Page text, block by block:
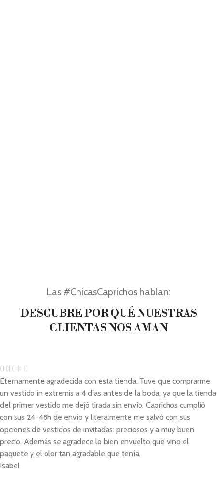
Las #ChicasCaprichos hablan:
DESCUBRE POR QUÉ NUESTRAS
CLIENTAS NOS AMAN
Eternamente agradecida con esta tienda. Tuve que comprarme
un vestido in extremis a 4 días antes de la boda, ya que la tienda
del primer vestido me dejó tirada sin envío. Caprichos cumplió
con sus 24-48h de envío y literalmente me salvó con sus
opciones de vestidos de invitadas: preciosos y a muy buen
precio. Además se agradece lo bien envuelto que vino el
paquete y el olor tan agradable que tenía.
Isabel